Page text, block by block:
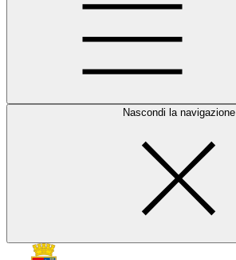
Nascondi la navigazione